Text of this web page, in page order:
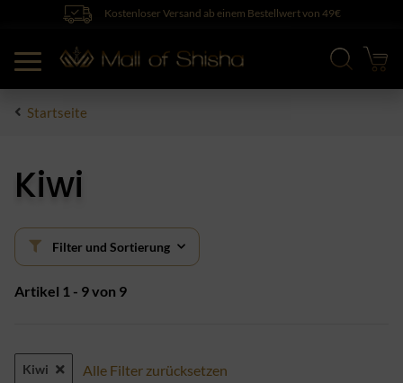
Kostenloser Versand ab einem Bestellwert von 49€
Startseite
Kiwi
Filter und Sortierung
Artikel 1 - 9 von 9
Kiwi Alle Filter zurücksetzen